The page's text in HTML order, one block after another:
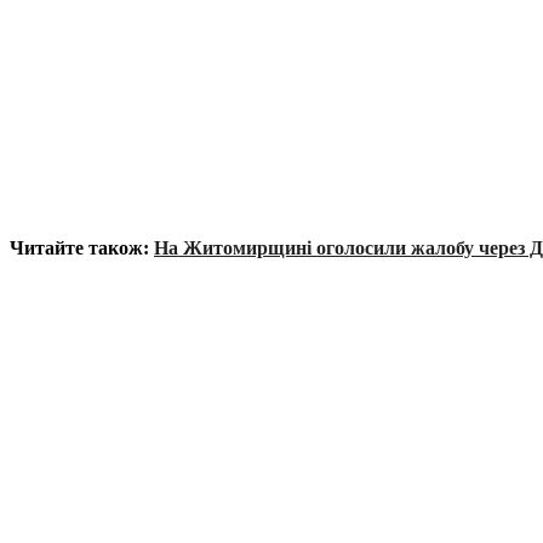
Читайте також: На Житомирщині оголосили жалобу через